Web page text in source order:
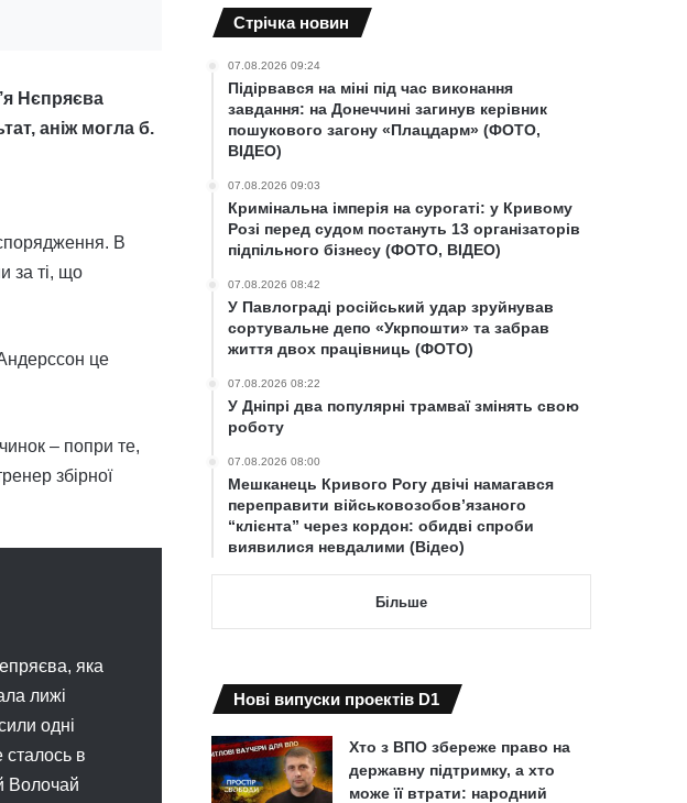
Нєпряєва
аніж могла б.
В
за ті, що
це
– попри те,
збірної
яка
лижі
одні
сталось в
Волочай
Cтрічка новин
07.08.2026 09:24
Підірвався на міні під час виконання
завдання: на Донеччині загинув керівник
пошукового загону «Плацдарм» (ФОТО,
ВІДЕО)
07.08.2026 09:03
Кримінальна імперія на сурогаті: у Кривому
Розі перед судом постануть 13 організаторів
підпільного бізнесу (ФОТО, ВІДЕО)
07.08.2026 08:42
У Павлограді російський удар зруйнував
сортувальне депо «Укрпошти» та забрав
життя двох працівниць (ФОТО)
07.08.2026 08:22
У Дніпрі два популярні трамваї змінять свою
роботу
07.08.2026 08:00
Мешканець Кривого Рогу двічі намагався
переправити військовозобов’язаного
“клієнта” через кордон: обидві спроби
виявилися невдалими (Відео)
Більше
Нові випуски проектів D1
Хто з ВПО збереже право на
державну підтримку, а хто
може її втрати: народний